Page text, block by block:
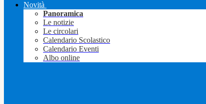
Novità
Panoramica
Le notizie
Le circolari
Calendario Scolastico
Calendario Eventi
Albo online